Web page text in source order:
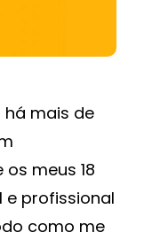
há mais de
meus 18
e profissional
como me